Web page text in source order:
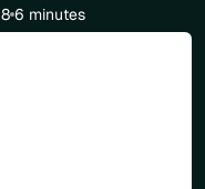
6 minutes